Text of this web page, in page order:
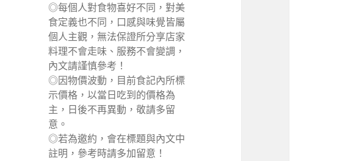
◎每個人對食物喜好不同，對美
食定義也不同，口感與味覺皆屬
個人主觀，無法保證所分享店家
料理不會走味、服務不會變調，
內文請謹慎參考！
◎因物價波動，目前食記內所標
示價格，以當日吃到的價格為
主，日後不再異動，敬請多留
意。
◎若為邀約，會在標題與內文中
註明，參考時請多加留意！